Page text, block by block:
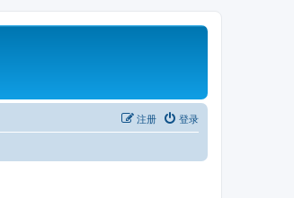
登录
注册